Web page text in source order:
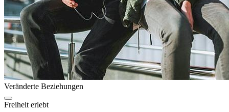
Veränderte Beziehungen
Freiheit erlebt